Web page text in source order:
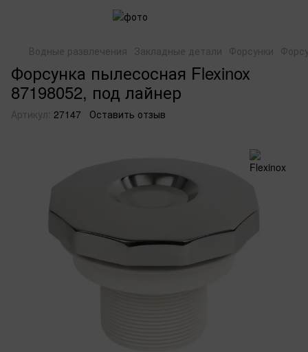
Водные развлечения Закладные детали Форсунки
Форсунка пылесосная Flexinox
87198052, под лайнер
Артикул: 27147 Оставить отзыв